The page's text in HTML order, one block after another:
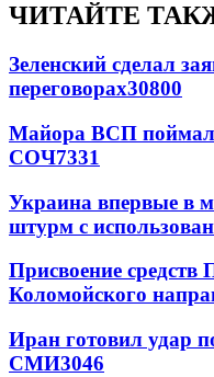
ЧИТАЙТЕ
Зеленский сделал
переговорах30800
Майора ВСП
СОЧ7331
Украина впервые в
штурм с
Присвоение средств
Коломойского
Иран готовил удар
СМИ3046